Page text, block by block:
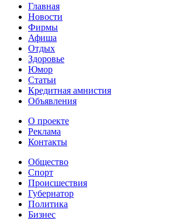
Главная
Новости
Фирмы
Афиша
Отдых
Здоровье
Юмор
Статьи
Кредитная амнистия
Объявления
О проекте
Реклама
Контакты
Общество
Спорт
Происшествия
Губернатор
Политика
Бизнес